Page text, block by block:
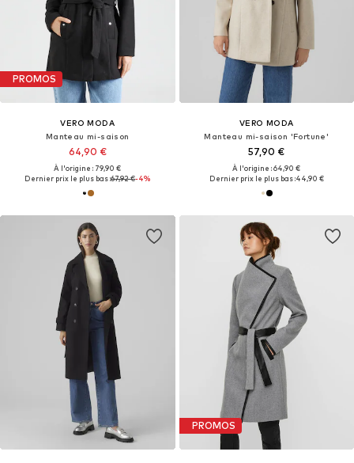
PROMOS
VERO MODA
Manteau mi-saison
64,90 €
À l'origine : 79,90 €
Dernier prix le plus bas :67,92 €-4%
VERO MODA
Manteau mi-saison 'Fortune'
57,90 €
À l'origine : 64,90 €
Dernier prix le plus bas :44,90 €
PROMOS